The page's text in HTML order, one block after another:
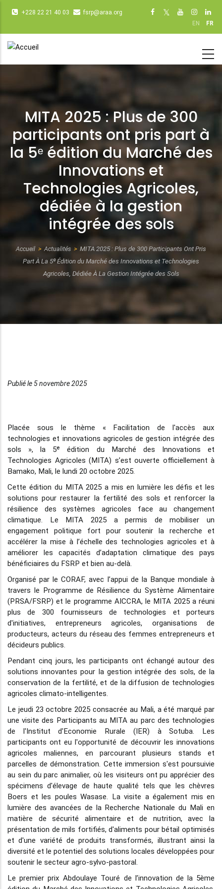
principal
Infos
(dot
NOT
+228 22 21 40 03 fsrp@araa.org
Social
(dot NOT
EN FR
MITA 2025 : Plus de 300
participants ont pris part à
la 5ᵉ édition du Marché des
Innovations et
Technologies Agricoles,
dédiée à la gestion
intégrée des sols
Fil
d'Ariane
Accueil Actualités
MITA 2025 : Plus de 300 Participants Ont Pris
Part À La 5ᵉ Édition du Marché des Innovations et Technologies
Agricoles, Dédiée À La Gestion Intégrée des Sols
Publié le 5 novembre 2025
Placée sous le thème « Facilitation de l'accès aux
technologies et innovations agricoles de gestion intégrée des
sols », la 5ᵉ édition du Marché des Innovations et
Technologies Agricoles (MITA) s’est ouverte officiellement à
Bamako, Mali, le lundi 20 octobre 2025.
Cette édition du MITA 2025 a mis en lumière les défis et les
solutions pour restaurer la fertilité des sols et renforcer la
résilience des systèmes agricoles face au changement
climatique. Le MITA 2025 a permis de mobiliser un
engagement politique fort pour soutenir la recherche et
accélérer la mise à l’échelle des technologies agricoles et à
améliorer les capacités d’adaptation climatique des pays
bénéficiaires du FSRP et bien au-delà.
Organisé par le CORAF, avec l’appui de la Banque mondiale à
travers le Programme de Résilience du Système Alimentaire
(PRSA/FSRP) et le programme AICCRA, le MITA 2025 a réuni
plus de 300 fournisseurs de technologies et porteurs
d'initiatives, entrepreneurs agricoles, organisations de
producteurs, acteurs du réseau des femmes entrepreneurs et
décideurs publics.
Pendant cinq jours, les participants ont échangé autour des
solutions innovantes pour la gestion intégrée des sols, de la
conservation de la fertilité, et de la diffusion de technologies
agricoles climato-intelligentes.
Le jeudi 23 octobre 2025 consacrée au Mali, a été marqué par
une visite des Participants au MITA au parc des technologies
de l'Institut d'Economie Rurale (IER) à Sotuba. Les
participants ont eu l'opportunité de découvrir les innovations
agricoles maliennes, en parcourant plusieurs stands et
parcelles de démonstration. Cette immersion s'est poursuivie
au sein du parc animalier, où les visiteurs ont pu apprécier des
spécimens d'élevage de haute qualité tels que les chèvres
Boers et les poules Wasase. La visite a également mis en
lumière des avancées de la Recherche Nationale du Mali en
matière de sécurité alimentaire et de nutrition, avec la
présentation de mils fortifiés, d'aliments pour bétail optimisés
et d'une variété de produits transformés, illustrant ainsi la
diversité et le potentiel des solutions locales développées pour
soutenir le secteur agro-sylvo-pastoral.
Le premier prix Abdoulaye Touré de l’innovation de la 5ème